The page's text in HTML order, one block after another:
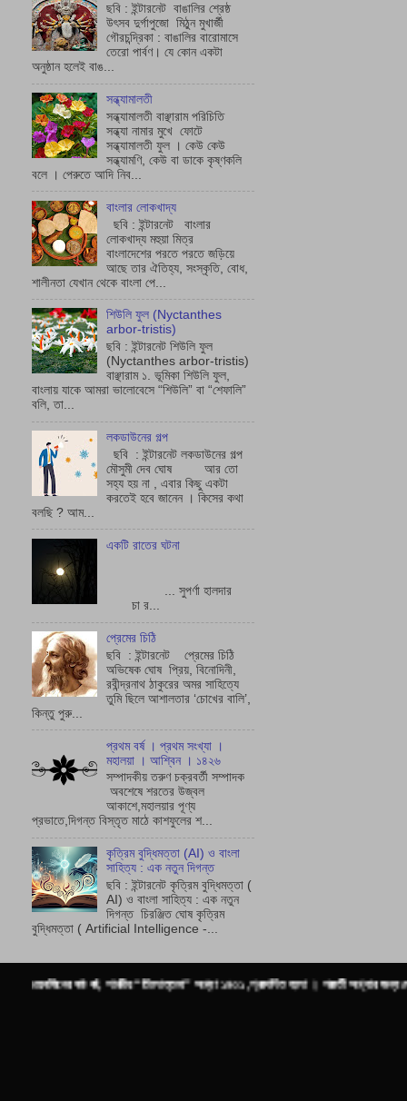
ছবি : ইন্টারনেট বাঙালির শ্রেষ্ঠ
উৎসব দুর্গাপুজো মিঠুন মুখার্জী
গৌরচন্দ্রিকা : বাঙালির বারোমাসে
তেরো পার্বণ। যে কোন একটা
অনুষ্ঠান হলেই বাঙ...
সন্ধ্যামালতী
সন্ধ্যামালতী বাঞ্ছারাম পরিচিতি
সন্ধ্যা নামার মুখে ফোটে
সন্ধ্যামালতী ফুল । কেউ কেউ
সন্ধ্যামণি, কেউ বা ডাকে কৃষ্ণকলি
বলে । পেরুতে আদি নিব...
বাংলার লোকখাদ্য
ছবি : ইন্টারনেট বাংলার
লোকখাদ্য মহুয়া মিত্র
বাংলাদেশের পরতে পরতে জড়িয়ে
আছে তার ঐতিহ্য, সংস্কৃতি, বোধ,
শালীনতা যেখান থেকে বাংলা পে...
শিউলি ফুল (Nyctanthes
arbor-tristis)
ছবি : ইন্টারনেট শিউলি ফুল
(Nyctanthes arbor-tristis)
বাঞ্ছারাম ১. ভূমিকা শিউলি ফুল,
বাংলায় যাকে আমরা ভালোবেসে “শিউলি” বা “শেফালি”
বলি, তা...
লকডাউনের গল্প
ছবি : ইন্টারনেট লকডাউনের গল্প
মৌসুমী দেব ঘোষ আর তো
সহ্য হয় না , এবার কিছু একটা
করতেই হবে জানেন । কিসের কথা
বলছি ? আম...
একটি রাতের ঘটনা
... সুপর্ণা হালদার
চা র...
প্রেমের চিঠি
ছবি : ইন্টারনেট প্রেমের চিঠি
অভিষেক ঘোষ প্রিয়, বিনোদিনী,
রবীন্দ্রনাথ ঠাকুরের অমর সাহিত্যে
তুমি ছিলে আশালতার ‘চোখের বালি’,
কিন্তু পুরু...
প্রথম বর্ষ । প্রথম সংখ্যা ।
মহালয়া । আশ্বিন । ১৪২৬
সম্পাদকীয় তরুণ চক্রবর্তী সম্পাদক
অবশেষে শরতের উজ্বল
আকাশে,মহালয়ার পূণ্য
প্রভাতে,দিগন্ত বিস্তৃত মাঠে কাশফুলের শ...
কৃত্রিম বুদ্ধিমত্তা (AI) ও বাংলা
সাহিত্য : এক নতুন দিগন্ত
ছবি : ইন্টারনেট কৃত্রিম বুদ্ধিমত্তা (
AI) ও বাংলা সাহিত্য : এক নতুন
দিগন্ত চিরঞ্জিত ঘোষ কৃত্রিম
বুদ্ধিমত্তা ( Artificial Intelligence -...
বর্ষ, শারদীয় “তিলোত্তমা” সংখ্যা ১৪৩১ ,প্রকাশিত হলো । পরবর্তী সংখ্যার জন্য লেখা